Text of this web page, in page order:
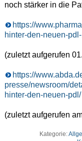
noch stärker in die
https://
hinter-den-neuen-
(zuletzt aufgerufen
https://
presse/newsroom/
hinter-den-neuen-pdl/
(zuletzt aufgerufen
Kategorie: